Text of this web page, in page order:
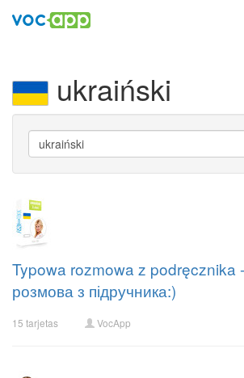
ukraiński
Typowa rozmowa z podręcznika
розмова з підручника:)
15 tarjetas VocApp